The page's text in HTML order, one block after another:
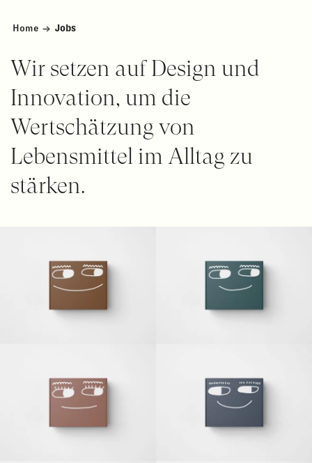
Home → Jobs
Wir setzen auf Design und
Innovation, um die
Wertschätzung von
Lebensmittel im Alltag zu
stärken.